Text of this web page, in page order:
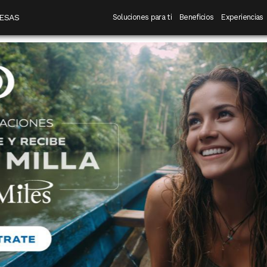
Navegación principal
Soluciones para ti Beneficios Experiencias